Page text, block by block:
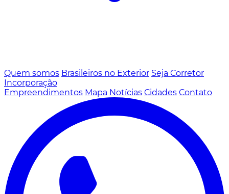
Quem somos Brasileiros no Exterior Seja Corretor
Incorporação
Empreendimentos Mapa Notícias Cidades Contato